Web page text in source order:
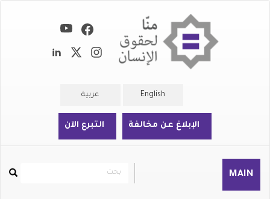
English عربية
الإبلاغ عن مخالفة التبرع الآن
MAIN
Rechercher
بحث